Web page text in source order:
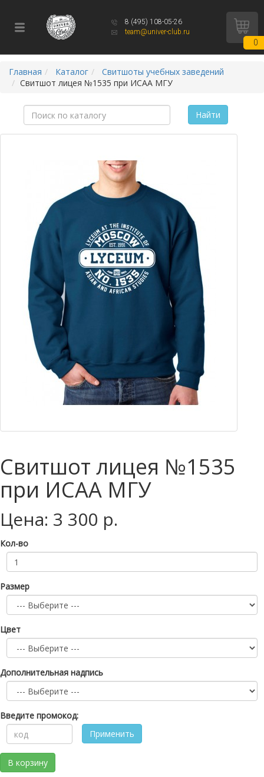
8 (495) 108-05-26
team@univer-club.ru
0
Главная Каталог
Свитшоты учебных заведений
Свитшот лицея №1535 при ИСАА МГУ
Найти
Свитшот лицея №1535
при ИСАА МГУ
Цена: 3 300 р.
Кол-во
Размер
Цвет
Дополнительная надпись
Введите промокод:
Применить
В корзину